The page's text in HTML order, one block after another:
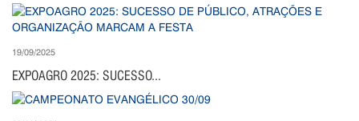
19/09/2025
EXPOAGRO 2025: SUCESSO...